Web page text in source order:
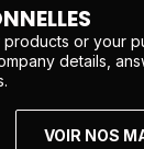
or your
details,
VOIR NOS